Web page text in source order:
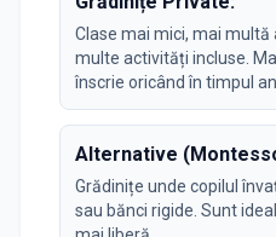
Clase mai mici, mai multă
multe activități incluse.
înscrie oricând în timpul
Alternative
Grădinițe unde copilul
sau bănci rigide. Sunt